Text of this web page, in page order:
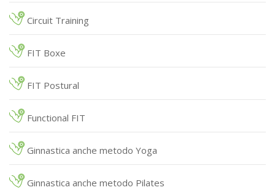
Circuit Training
FIT Boxe
FIT Postural
Functional FIT
Ginnastica anche metodo Yoga
Ginnastica anche metodo Pilates